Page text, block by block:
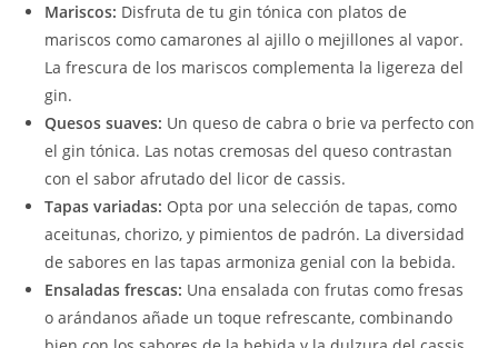
Mariscos: Disfruta de tu gin tónica con platos de
mariscos como camarones al ajillo o mejillones al vapor.
La frescura de los mariscos complementa la ligereza del
gin.
Quesos suaves: Un queso de cabra o brie va perfecto con
el gin tónica. Las notas cremosas del queso contrastan
con el sabor afrutado del licor de cassis.
Tapas variadas: Opta por una selección de tapas, como
aceitunas, chorizo, y pimientos de padrón. La diversidad
de sabores en las tapas armoniza genial con la bebida.
Ensaladas frescas: Una ensalada con frutas como fresas
o arándanos añade un toque refrescante, combinando